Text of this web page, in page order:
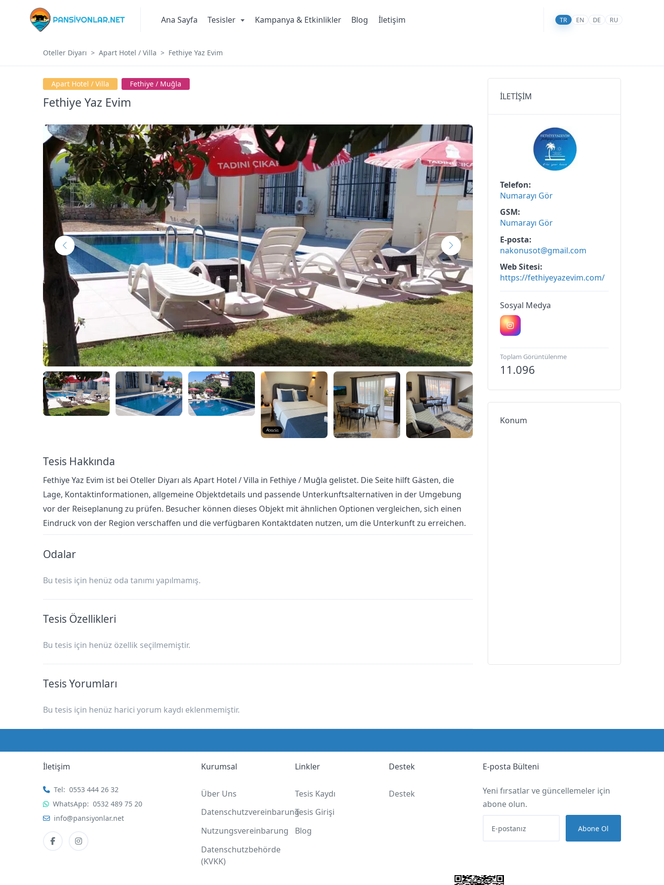
Ana Sayfa Tesisler Kampanya & Etkinlikler Blog İletişim TR EN DE RU
Oteller Diyarı Apart Hotel / Villa Fethiye Yaz Evim
Apart Hotel / Villa Fethi̇ye / Muğla
Fethiye Yaz Evim
Tesis Hakkında
Fethiye Yaz Evim ist bei Oteller Diyarı als Apart Hotel / Villa in Fethiye / Muğla gelistet. Die Seite hilft Gästen, die
Lage, Kontaktinformationen, allgemeine Objektdetails und passende Unterkunftsalternativen in der Umgebung
vor der Reiseplanung zu prüfen. Besucher können dieses Objekt mit ähnlichen Optionen vergleichen, sich einen
Eindruck von der Region verschaffen und die verfügbaren Kontaktdaten nutzen, um die Unterkunft zu erreichen.
Odalar
Bu tesis için henüz oda tanımı yapılmamış.
Tesis Özellikleri
Bu tesis için henüz özellik seçilmemiştir.
Tesis Yorumları
Bu tesis için henüz harici yorum kaydı eklenmemiştir.
İLETİŞİM
Telefon
Numarayı Gör
GSM
Numarayı Gör
E-posta
nakonusot@gmail.com
Web Sitesi
https://fethiyeyazevim.com/
Sosyal Medya
Toplam Görüntülenme
11.096
Konum
İletişim
Tel: 0553 444 26 32
WhatsApp: 0532 489 75 20
info@pansiyonlar.net
Kurumsal
Über Uns
Datenschutzvereinbarung
Nutzungsvereinbarung
Datenschutzbehörde
(KVKK)
Linkler
Tesis Kaydı
Tesis Girişi
Blog
Destek
Destek
E-posta Bülteni
Yeni fırsatlar ve güncellemeler için
abone olun.
Abone Ol